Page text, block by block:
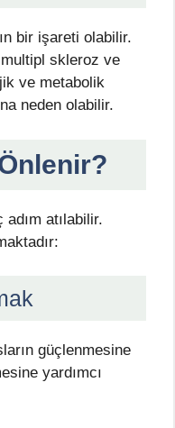
bir işareti olabilir.
skleroz ve
ve metabolik
neden olabilir.
atılabilir.
güçlenmesine
yardımcı